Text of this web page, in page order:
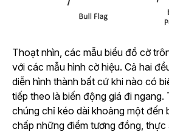
Thoạt nhìn, các mẫu biểu đồ cờ
với các mẫu hình cờ hiệu. Cả hai
diễn hình thành bất cứ khi nào có
tiếp theo là biến động giá đi ngang.
chúng chỉ kéo dài khoảng một đến
chấp những điểm tương đồng,